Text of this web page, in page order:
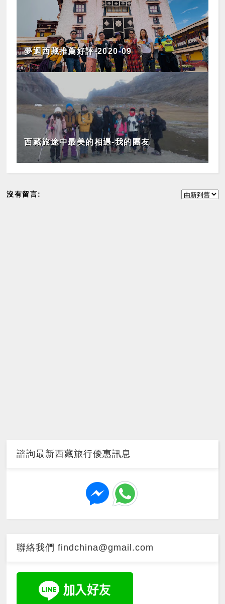
夢迴西藏推薦好評-2020-09
西藏旅途中最美的相遇-我的團友
沒有留言:
諮詢最新西藏旅行優惠訊息
聯絡我們 findchina@gmail.com